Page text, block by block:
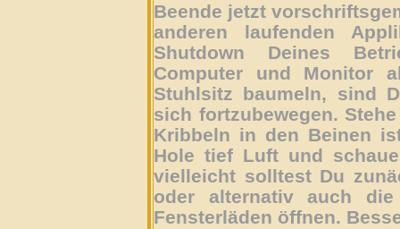
Beende jetzt
anderen laufenden
Shutdown Deines
Computer und Monitor
Stuhlsitz baumeln, sind
sich fortzubewegen.
Kribbeln in den Beinen
Hole tief Luft und
vielleicht solltest Du
oder alternativ auch
Fensterläden öffnen.